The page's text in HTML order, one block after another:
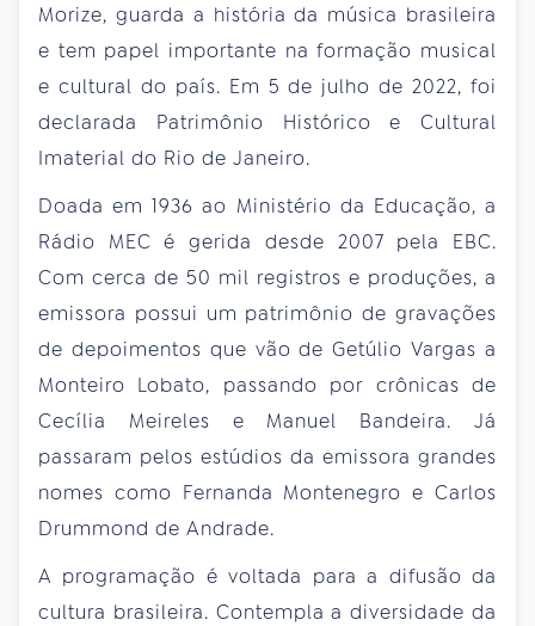
Morize, guarda a história da música brasileira
e tem papel importante na formação musical
e cultural do país. Em 5 de julho de 2022, foi
declarada Patrimônio Histórico e Cultural
Imaterial do Rio de Janeiro.
Doada em 1936 ao Ministério da Educação, a
Rádio MEC é gerida desde 2007 pela EBC.
Com cerca de 50 mil registros e produções, a
emissora possui um patrimônio de gravações
de depoimentos que vão de Getúlio Vargas a
Monteiro Lobato, passando por crônicas de
Cecília Meireles e Manuel Bandeira. Já
passaram pelos estúdios da emissora grandes
nomes como Fernanda Montenegro e Carlos
Drummond de Andrade.
A programação é voltada para a difusão da
cultura brasileira. Contempla a diversidade da